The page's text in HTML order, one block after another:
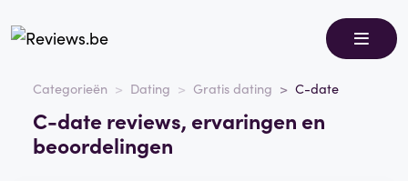
Categorieën Dating Gratis dating C-date
C-date reviews, ervaringen en
beoordelingen